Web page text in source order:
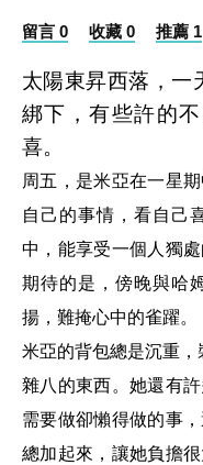
留言 0 收藏 0 推薦 1
太陽東昇西落，一
綁下，有些許的
喜。
周五，是米亞在一星
自己的事情，看自己
中，能享受一個人獨
期待的是，傍晚與哈
揚，難掩心中的雀躍。
米亞的背包總是沉重，
雜八的東西。她還有
需要做卻懶得做的事
總加起來，讓她負擔